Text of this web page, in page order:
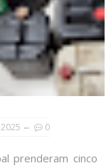
0
prenderam cinco